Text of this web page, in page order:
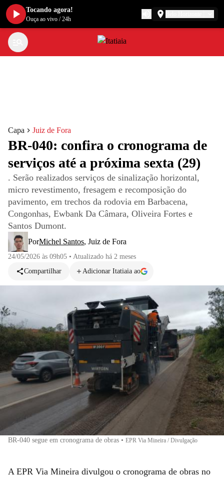
Capa Juiz de Fora
BR-040: confira o cronograma de
serviços até a próxima sexta (29)
. Serão realizados serviços de sinalização horizontal,
micro revestimento, fresagem e recomposição do
pavimento, em trechos da rodovia em Barbacena,
Congonhas, Ewbank Da Câmara, Oliveira Fortes e
Santos Dumont.
PorMichel Santos, Juiz de Fora
24/05/2026 às 09h05 • Atualizado há 2 meses
Compartilhar
Adicionar Itatiaia ao
BR-040 segue em cronograma de obras • EPR Via Mineira / Divulgação
A EPR Via Mineira divulgou o cronograma de obras no
Tocando agora!
Ouça ao vivo /24h